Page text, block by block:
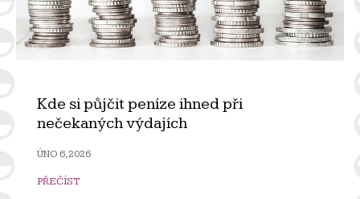
Kde si půjčit peníze ihned při
nečekaných výdajích
ÚNO 6, 2026
PŘEČÍST